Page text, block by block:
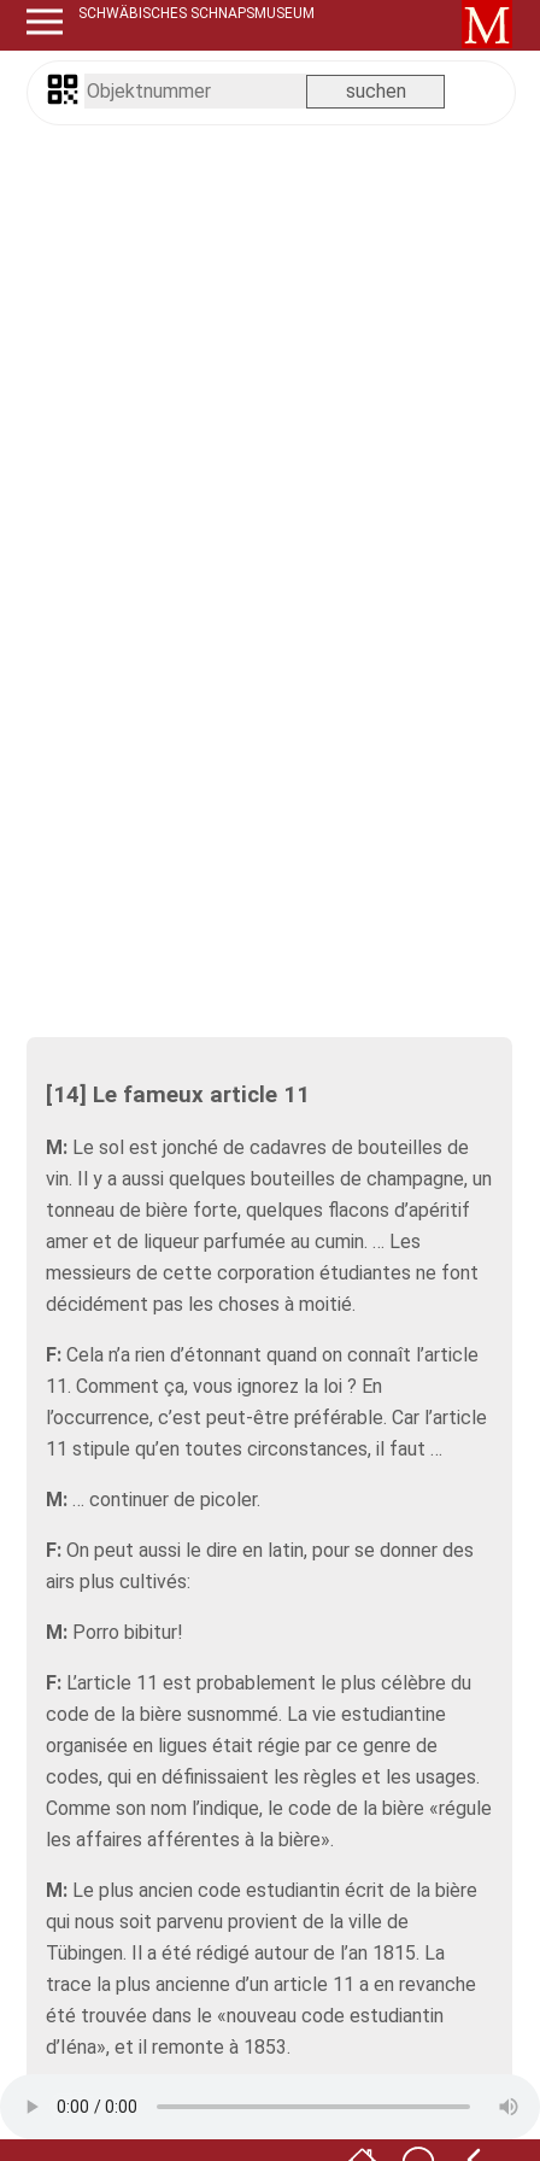
SCHWÄBISCHES SCHNAPSMUSEUM
[14] Le fameux article 11
M: Le sol est jonché de cadavres de bouteilles de
vin. Il y a aussi quelques bouteilles de champagne, un
tonneau de bière forte, quelques flacons d’apéritif
amer et de liqueur parfumée au cumin. … Les
messieurs de cette corporation étudiantes ne font
décidément pas les choses à moitié.
F:Cela n’a rien d’étonnant quand on connaît l’article
11. Comment ça, vous ignorez la loi ? En
l’occurrence, c’est peut-être préférable. Car l’article
11 stipule qu’en toutes circonstances, il faut …
M: … continuer de picoler.
F:On peut aussi le dire en latin, pour se donner des
airs plus cultivés:
M: Porro bibitur!
F: L’article 11 est probablement le plus célèbre du
code de la bière susnommé. La vie estudiantine
organisée en ligues était régie par ce genre de
codes, qui en définissaient les règles et les usages.
Comme son nom l’indique, le code de la bière «régule
les affaires afférentes à la bière».
M: Le plus ancien code estudiantin écrit de la bière
qui nous soit parvenu provient de la ville de
Tübingen. Il a été rédigé autour de l’an 1815. La
trace la plus ancienne d’un article 11 a en revanche
été trouvée dans le «nouveau code estudiantin
d’Iéna», et il remonte à 1853.
F:En somme, chaque organisation étudiante était